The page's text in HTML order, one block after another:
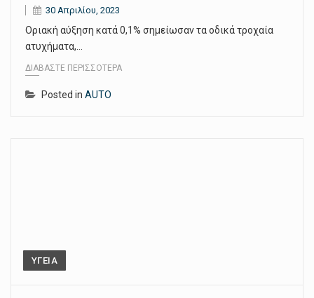
30 Απριλίου, 2023
Οριακή αύξηση κατά 0,1% σημείωσαν τα οδικά τροχαία
ατυχήματα,…
ΔΙΑΒΆΣΤΕ ΠΕΡΙΣΣΌΤΕΡΑ
Posted in AUTO
ΥΓΕΙΑ